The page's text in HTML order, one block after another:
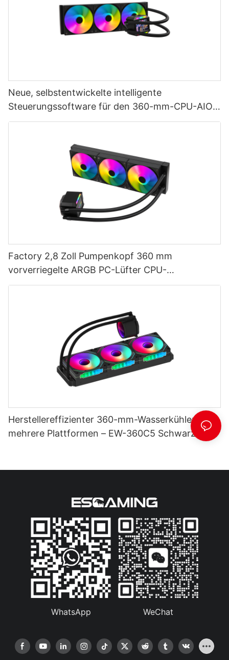
Neue, selbstentwickelte intelligente
Steuerungssoftware für den 360-mm-CPU-AIO-
Flüssigkeitskühler mit LCD-Bildschirm AURORA
Factory 2,8 Zoll Pumpenkopf 360 mm
vorverriegelte ARGB PC-Lüfter CPU-
Wasserkühlung AURORA
Herstellereffizienter 360-mm-Wasserkühler für
mehrere Plattformen – EW-360C5 Schwarz
WhatsApp WeChat